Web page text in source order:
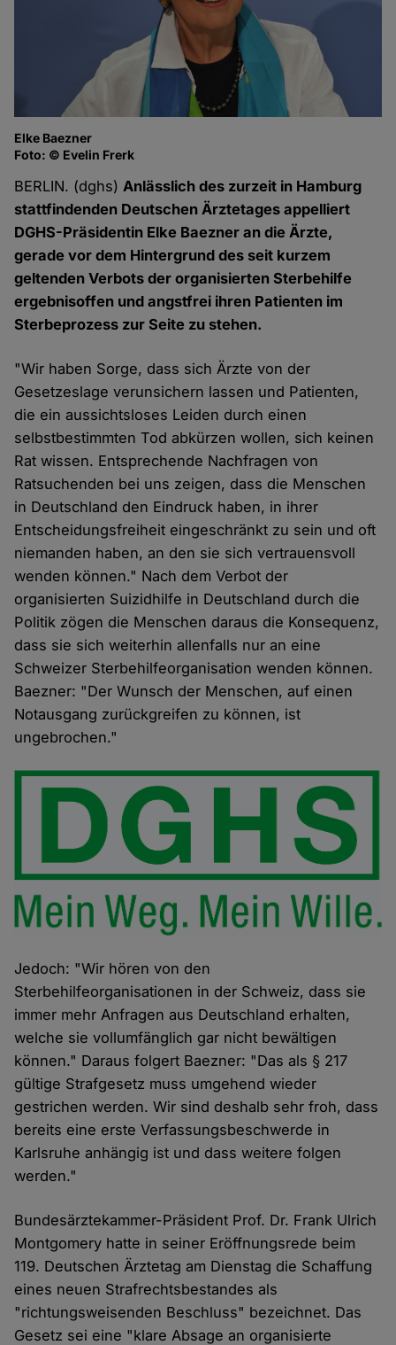
Elke Baezner
Foto: © Evelin Frerk
BERLIN. (dghs)Anlässlich des zurzeit in Hamburg
stattfindenden Deutschen Ärztetages appelliert
DGHS-Präsidentin Elke Baezner an die Ärzte,
gerade vor dem Hintergrund des seit kurzem
geltenden Verbots der organisierten Sterbehilfe
ergebnisoffen und angstfrei ihren Patienten im
Sterbeprozess zur Seite zu stehen.
"Wir haben Sorge, dass sich Ärzte von der
Gesetzeslage verunsichern lassen und Patienten,
die ein aussichtsloses Leiden durch einen
selbstbestimmten Tod abkürzen wollen, sich keinen
Rat wissen. Entsprechende Nachfragen von
Ratsuchenden bei uns zeigen, dass die Menschen
in Deutschland den Eindruck haben, in ihrer
Entscheidungsfreiheit eingeschränkt zu sein und oft
niemanden haben, an den sie sich vertrauensvoll
wenden können." Nach dem Verbot der
organisierten Suizidhilfe in Deutschland durch die
Politik zögen die Menschen daraus die Konsequenz,
dass sie sich weiterhin allenfalls nur an eine
Schweizer Sterbehilfeorganisation wenden können.
Baezner: "Der Wunsch der Menschen, auf einen
Notausgang zurückgreifen zu können, ist
ungebrochen."
Jedoch: "Wir hören von den
Sterbehilfeorganisationen in der Schweiz, dass sie
immer mehr Anfragen aus Deutschland erhalten,
welche sie vollumfänglich gar nicht bewältigen
können." Daraus folgert Baezner: "Das als § 217
gültige Strafgesetz muss umgehend wieder
gestrichen werden. Wir sind deshalb sehr froh, dass
bereits eine erste Verfassungsbeschwerde in
Karlsruhe anhängig ist und dass weitere folgen
werden."
Bundesärztekammer-Präsident Prof. Dr. Frank Ulrich
Montgomery hatte in seiner Eröffnungsrede beim
119. Deutschen Ärztetag am Dienstag die Schaffung
eines neuen Strafrechtsbestandes als
"richtungsweisenden Beschluss" bezeichnet. Das
Gesetz sei eine "klare Absage an organisierte